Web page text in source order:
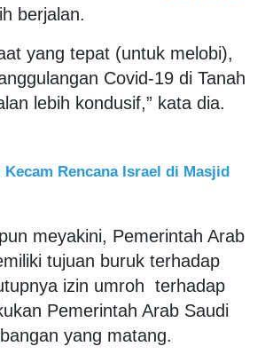
berjalan.
yang tepat (untuk melobi),
Covid-19 di Tanah
lebih kondusif,” kata dia.
Rencana Israel di Masjid
meyakini, Pemerintah Arab
tujuan buruk terhadap
izin umroh terhadap
Pemerintah Arab Saudi
yang matang.